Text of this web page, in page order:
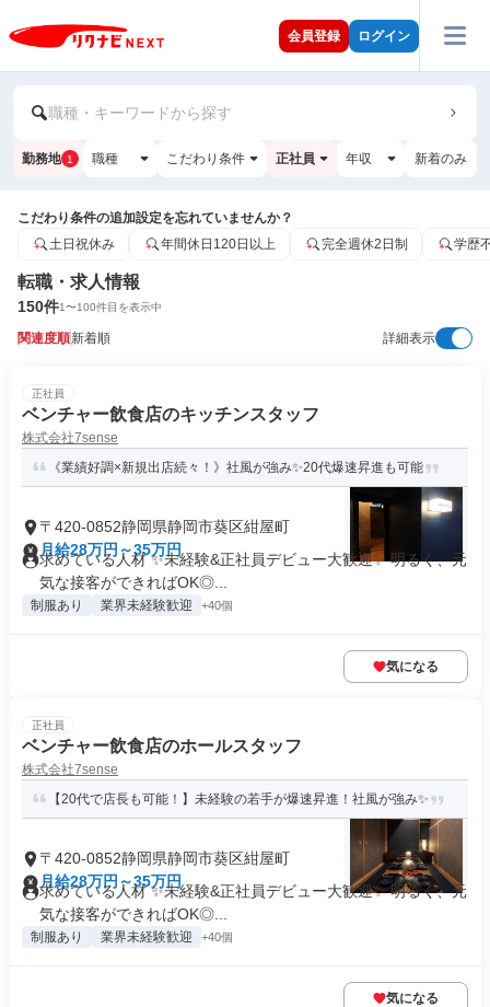
会員登録 ログイン
職種・キーワードから探す
勤務地 1 職種 こだわり条件 正社員 年収 新着のみ
こだわり条件の追加設定を忘れていませんか？
土日祝休み
年間休日120日以上 完全週休2日制 学歴
転職・求人情報
150件1〜100件目を表示中
関連度順新着順 詳細表示
正社員
ベンチャー飲食店のキッチンスタッフ
株式会社7sense
《業績好調×新規出店続々！》社風が強み✨20代爆速昇進も可能
〒420-0852静岡県静岡市葵区紺屋町
月給28万円～35万円
求めている人材 ✨未経験&正社員デビュー大歓迎✨ 明るく、元
気な接客ができればOK◎...
制服あり 業界未経験歓迎 +40個
気になる
正社員
ベンチャー飲食店のホールスタッフ
株式会社7sense
【20代で店長も可能！】未経験の若手が爆速昇進！社風が強み✨
〒420-0852静岡県静岡市葵区紺屋町
月給28万円～35万円
求めている人材 ✨未経験&正社員デビュー大歓迎✨ 明るく、元
気な接客ができればOK◎...
制服あり 業界未経験歓迎 +40個
気になる